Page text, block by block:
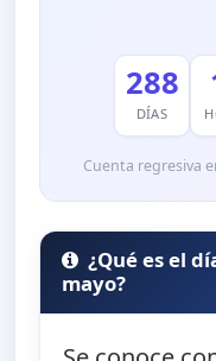
288
DÍAS
Cuenta regresiva
¿Qué es el
mayo?